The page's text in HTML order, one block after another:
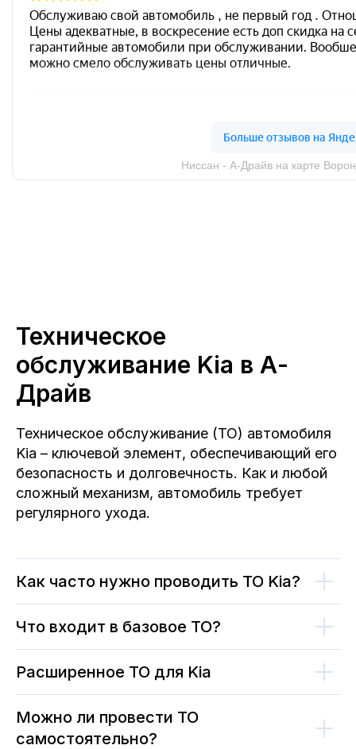
Техническое
обслуживание Kia в А-
Драйв
Техническое обслуживание (ТО) автомобиля
Kia – ключевой элемент, обеспечивающий его
безопасность и долговечность. Как и любой
сложный механизм, автомобиль требует
регулярного ухода.
Как часто нужно проводить ТО Kia?
Что входит в базовое ТО?
Расширенное ТО для Kia
Можно ли провести ТО
самостоятельно?